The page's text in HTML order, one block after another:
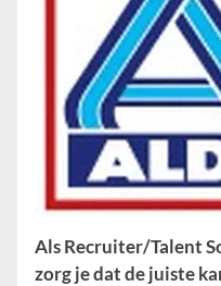
Als Recruiter/Talent
zorg je dat de juiste